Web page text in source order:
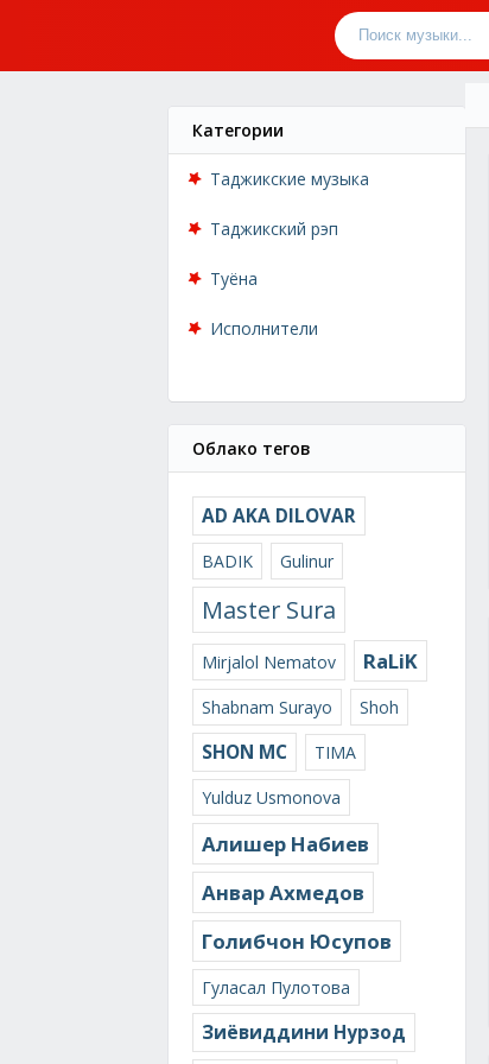
Категории
Таджикские музыка
Таджикский рэп
Туёна
Исполнители
Облако тегов
AD AKA DILOVAR
BADIK Gulinur
Master Sura
Mirjalol Nematov RaLiK
Shabnam Surayo Shoh
SHON MC
TIMA
Yulduz Usmonova
Алишер Набиев
Анвар Ахмедов
Голибчон Юсупов
Гуласал Пулотова
Зиёвиддини Нурзод